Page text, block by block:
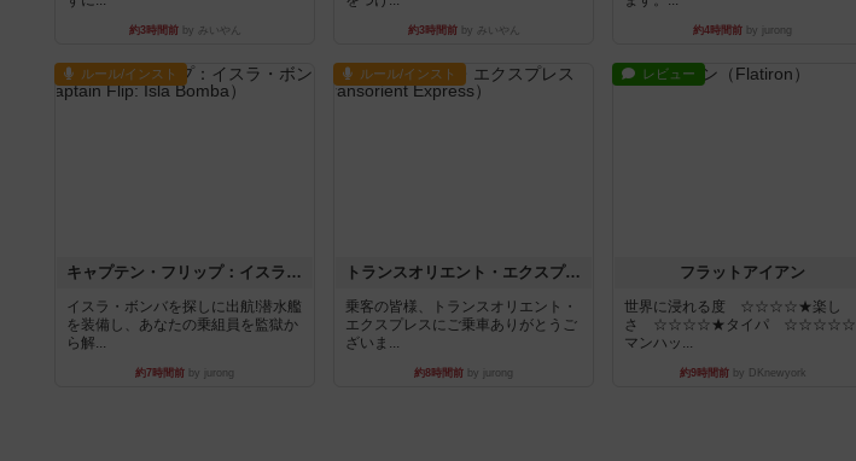
約3時間前by みいやん 約3時間前by みいやん 約4時間前 by jurong
ルール/インスト
キャプテン・フリップ：イスラ・ボンバ
イスラ・ボンバを探しに出航!潜水艦
を装備し、あなたの乗組員を監獄か
ら解...
約7時間前 by jurong
ルール/インスト
トランスオリエント・エクスプレス
乗客の皆様、トランスオリエント・
エクスプレスにご乗車ありがとうご
ざいま...
約8時間前 by jurong
レビュー
フラットアイアン
世界に浸れる度 ☆☆☆☆★楽し
さ ☆☆☆☆★タイパ ☆☆☆☆☆
マンハッ...
約9時間前by DKnewyork